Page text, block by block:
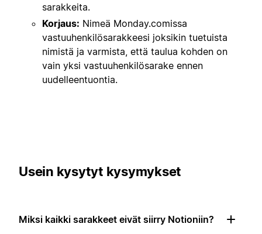
sarakkeita.
Korjaus: Nimeä Monday.comissa
vastuuhenkilösarakkeesi joksikin tuetuista
nimistä ja varmista, että taulua kohden on
vain yksi vastuuhenkilösarake ennen
uudelleentuontia.
Usein kysytyt kysymykset
Miksi kaikki sarakkeet eivät siirry Notioniin?